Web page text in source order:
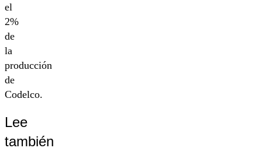
el
2%
de
la
producción
de
Codelco.
Lee
también